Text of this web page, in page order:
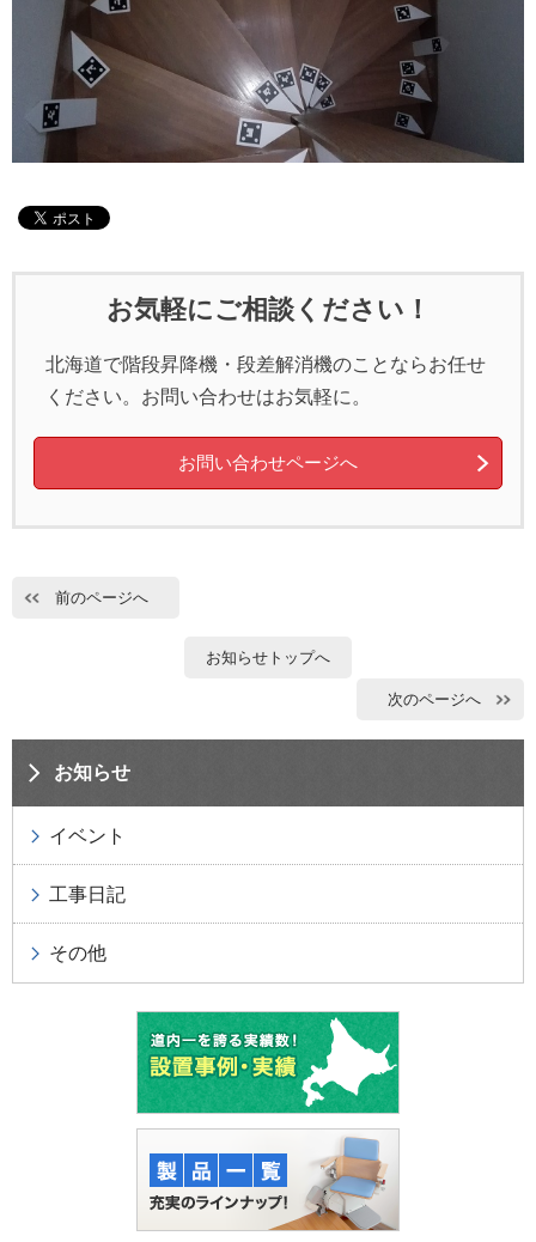
お気軽にご相談ください！
北海道で階段昇降機・段差解消機のことならお任せ
ください。お問い合わせはお気軽に。
お問い合わせページへ
前のページへ
お知らせトップへ
次のページへ
お知らせ
イベント
工事日記
その他